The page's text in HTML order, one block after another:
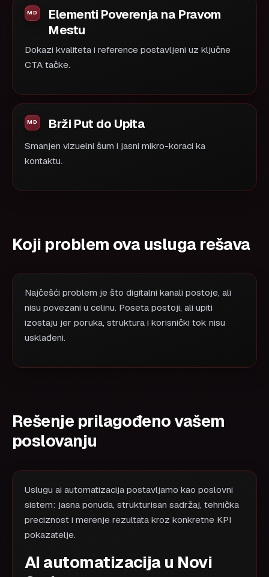
Elementi Poverenja na Pravom
Mestu
Dokazi kvaliteta i reference postavljeni uz ključne
CTA tačke.
Brži Put do Upita
Smanjen vizuelni šum i jasni mikro-koraci ka
kontaktu.
Koji problem ova usluga rešava
Najčešći problem je što digitalni kanali postoje, ali
nisu povezani u celinu. Poseta postoji, ali upiti
izostaju jer poruka, struktura i korisnički tok nisu
usklađeni.
Rešenje prilagođeno vašem
poslovanju
Uslugu ai automatizacija postavljamo kao poslovni
sistem: jasna ponuda, strukturisan sadržaj, tehnička
preciznost i merenje rezultata kroz konkretne KPI
pokazatelje.
AI automatizacija u Novi